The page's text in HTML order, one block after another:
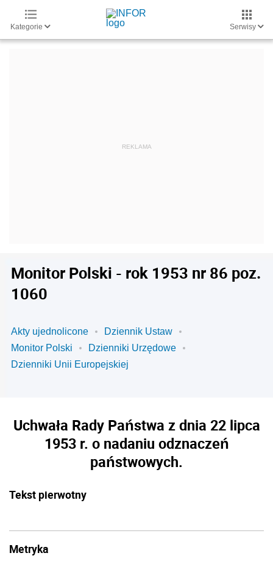
Kategorie Serwisy
Monitor Polski - rok 1953 nr 86 poz.
1060
Akty ujednolicone
Dziennik Ustaw
Monitor Polski
Dzienniki Urzędowe
Dzienniki Unii Europejskiej
Uchwała Rady Państwa z dnia 22 lipca
1953 r. o nadaniu odznaczeń
państwowych.
Tekst pierwotny
Metryka